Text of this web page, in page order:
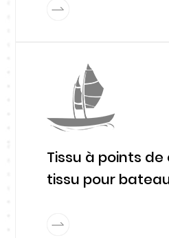
Tissu à points
tissu pour